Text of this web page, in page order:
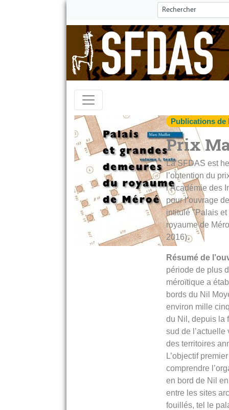
Publications de
Prix
La SFDAS est
l’obtention du
l’Académie des
pour l’ouvrage
intitulé "Palais
royaume de
2016).
Résumé de
période de plus
méroïtique a
bords du Nil
environ mille
du Nil, depuis la
sud de
des territoires
L’objectif
comprendre
en bord de Nil
entre les sites
fouillés, tel le